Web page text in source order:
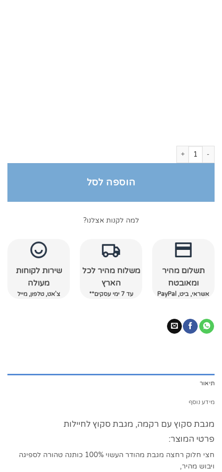
כמות של מגבת סקוץ עם רקמה, מגבת סקוץ לחיילות
הוספה לסל
למה לקנות אצלנו?
תשלום מהיר
ומאובטח
אשראי, ביט, PayPal
משלוח מהיר לכל
הארץ
עד 7 ימי עסקים**
שירות לקוחות
מעולה
צ'אט, טלפון, מייל
תיאור
מידע נוסף
מגבת סקוץ עם רקמה, מגבת סקוץ לחיילות
פרטי המוצר:
חצי חלוק רחצה מגבת מהודר העשוי 100% כותנה טהורה לספיגה
ויבוש מהיר,